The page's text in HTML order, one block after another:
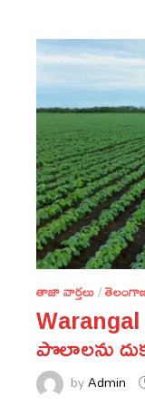
తాజా వార్తలు/
పొలాలను
byAdmin